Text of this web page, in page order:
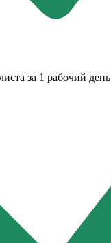
за 1 рабочий день